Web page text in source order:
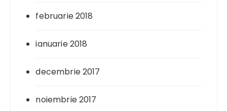
februarie 2018
ianuarie 2018
decembrie 2017
noiembrie 2017